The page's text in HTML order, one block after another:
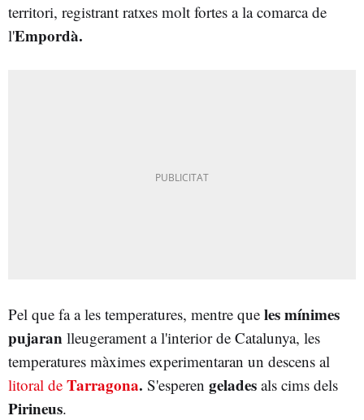
territori, registrant ratxes molt fortes a la comarca de
l'Empordà.
Pel que fa a les temperatures, mentre que les mínimes
pujaran lleugerament a l'interior de Catalunya, les
temperatures màximes experimentaran un descens al
litoral de Tarragona. S'esperen gelades als cims dels
Pirineus.